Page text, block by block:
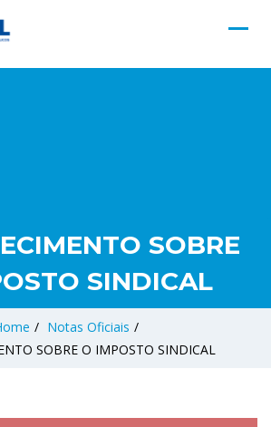
SOBRE
SINDICAL
/ Notas Oficiais /
SOBRE O IMPOSTO SINDICAL